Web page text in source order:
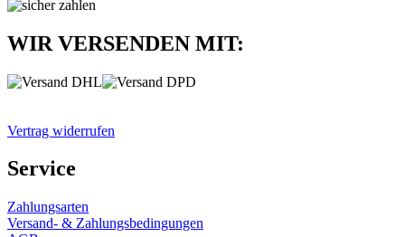
WIR VERSENDEN MIT:
Vertrag widerrufen
Service
Zahlungsarten
Versand- & Zahlungsbedingungen